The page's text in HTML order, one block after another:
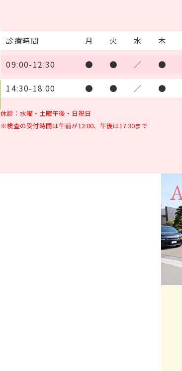
診療時間 月 火 水 木
09:00-12:30 ● ● ／ ●
14:30-18:00 ● ● ／ ●
休診：水曜・土曜午後・日祝日
※検査の受付時間は午前が12:00、午後は17:30まで